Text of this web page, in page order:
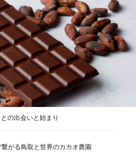
の出会いと始まり
繋がる鳥取と世界のカカオ農園